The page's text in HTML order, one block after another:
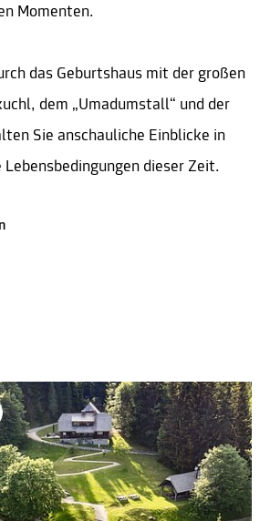
Momenten.
das Geburtshaus mit der großen
dem „Umadumstall“ und der
Sie anschauliche Einblicke in
dieser Zeit.